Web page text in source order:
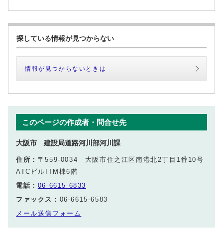
探している情報が見つからない
情報が見つからないときは
このページの作成者・問合せ先
大阪市 建設局道路河川部河川課
住所： 〒559-0034 大阪市住之江区南港北2丁目1番10号
ATCビルITM棟6階
電話： 06-6615-6833
ファックス： 06-6615-6583
メール送信フォーム